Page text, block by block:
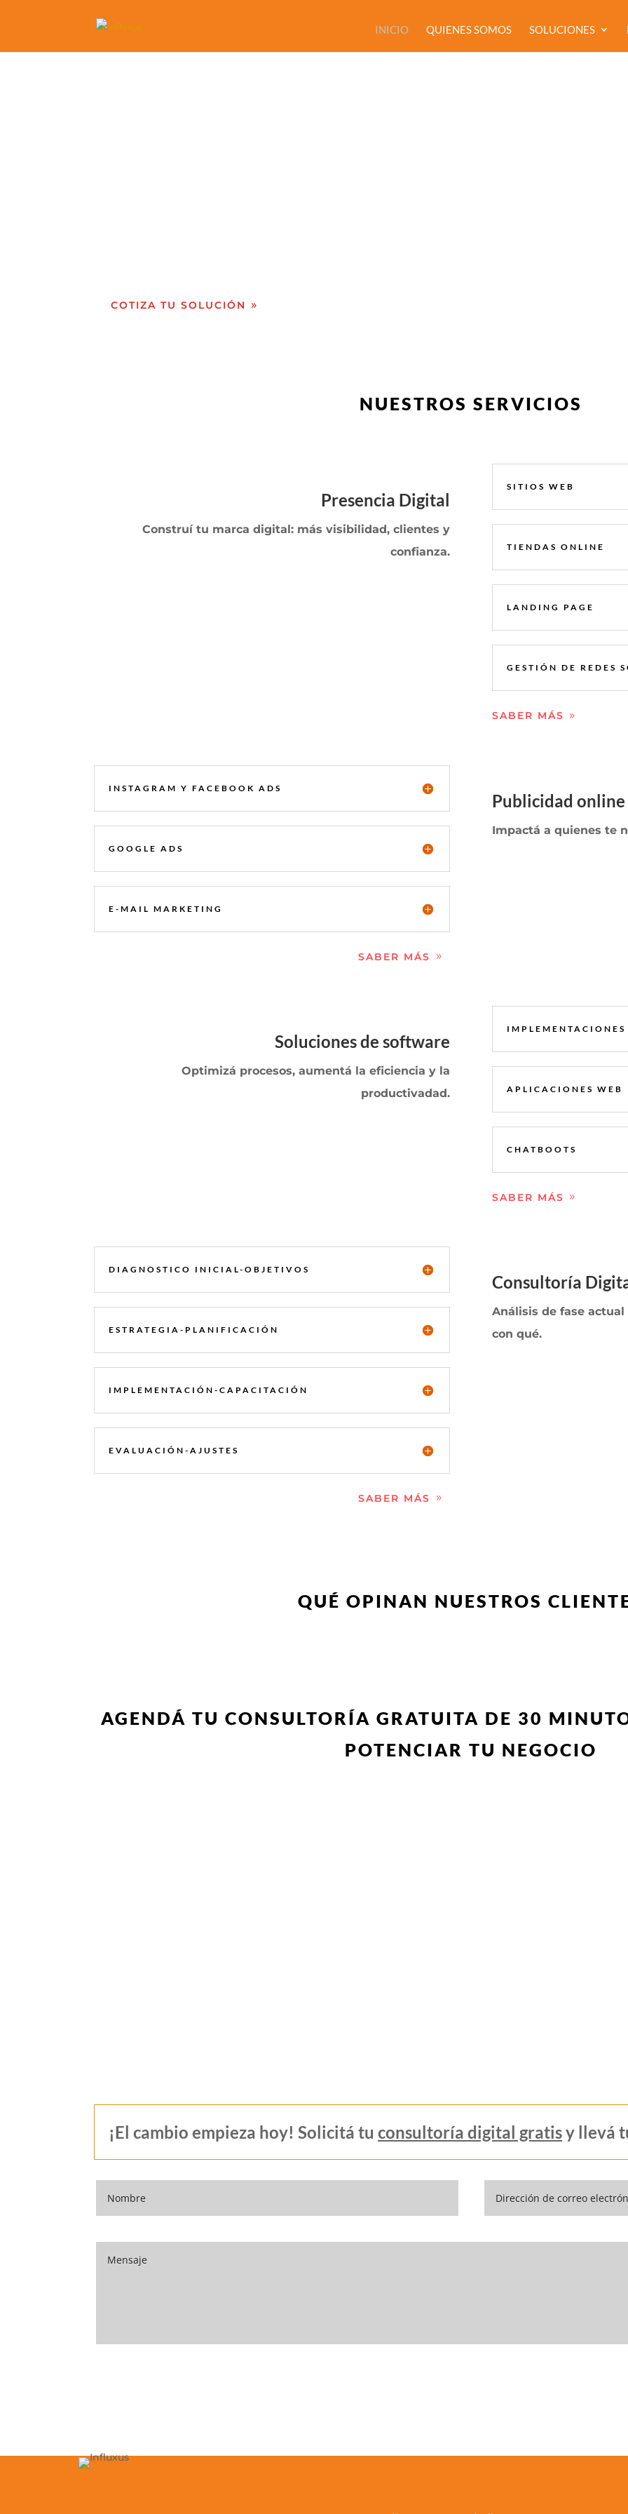
INICIO QUIENES SOMOS SOLUCIONES
COTIZA TU SOLUCIÓN
NUESTROS SERVICIOS
Presencia Digital
Construí tu marca digital: más visibilidad, clientes y
confianza.
SITIOS WEB
TIENDAS ONLINE
LANDING PAGE
GESTIÓN DE REDES
SABER MÁS
INSTAGRAM Y FACEBOOK ADS
GOOGLE ADS
E-MAIL MARKETING
SABER MÁS
Publicidad online
Impactá a quienes te
Soluciones de software
Optimizá procesos, aumentá la eficiencia y la
productivadad.
IMPLEMENTACIONES
APLICACIONES WEB
CHATBOOTS
SABER MÁS
DIAGNOSTICO INICIAL-OBJETIVOS
ESTRATEGIA-PLANIFICACIÓN
IMPLEMENTACIÓN-CAPACITACIÓN
EVALUACIÓN-AJUSTES
SABER MÁS
Consultoría
Análisis de fase actual
con qué.
QUÉ OPINAN NUESTROS
AGENDÁ TU CONSULTORÍA GRATUITA DE 30
POTENCIAR TU NEGOCIO
¡El cambio empieza hoy! Solicitá tu consultoría digital gratisy llevá